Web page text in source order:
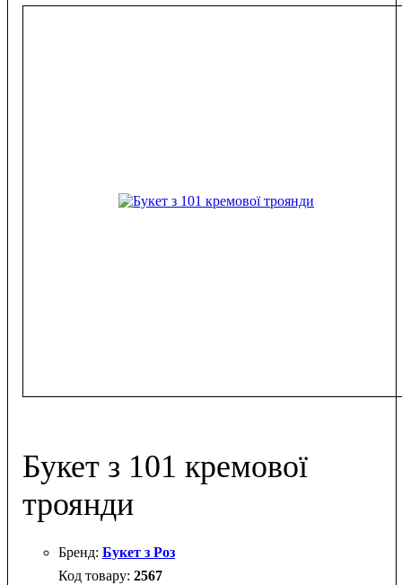
Букет з 101 кремової
троянди
Букет з Роз
2567